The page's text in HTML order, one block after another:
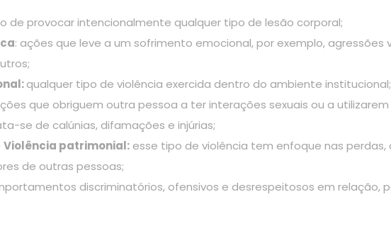
de provocar intencionalmente qualquer tipo de lesão corporal;
: ações que leve a um sofrimento emocional, por exemplo, agressões
qualquer tipo de violência exercida dentro do ambiente institucional;
que obriguem outra pessoa a ter interações sexuais ou a
se de calúnias, difamações e injúrias;
Violência patrimonial: esse tipo de violência tem enfoque nas
de outras pessoas;
discriminatórios, ofensivos e desrespeitosos em relação,